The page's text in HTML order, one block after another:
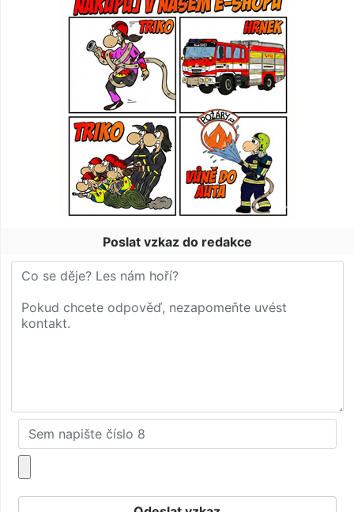
Poslat vzkaz do redakce